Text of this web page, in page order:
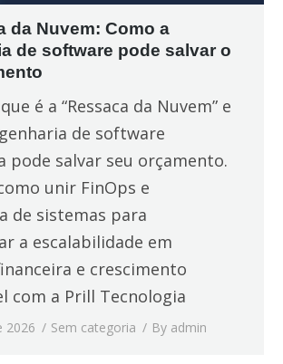
da Nuvem: Como a
de software pode salvar o
é a “Ressaca da Nuvem” e
de software
pode salvar seu orçamento.
unir FinOps e
de sistemas para
a escalabilidade em
e crescimento
com a Prill Tecnologia
2026 Sem categoria By admin